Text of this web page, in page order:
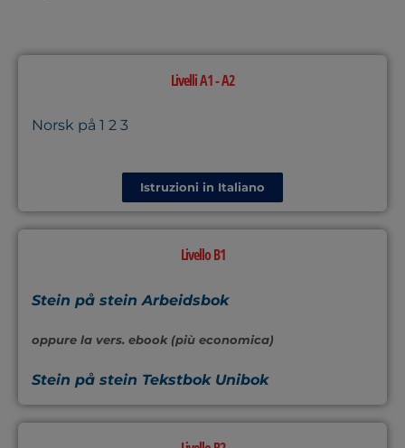
Livelli A1 - A2
Norsk på 1 2 3
Istruzioni in Italiano
Livello B1
Stein på stein Arbeidsbok
oppure la vers. ebook (più economica)
Stein på stein Tekstbok Unibok